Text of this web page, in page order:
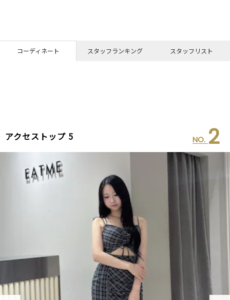
コーディネート スタッフランキング スタッフリスト
アクセストップ 5 NO. 2